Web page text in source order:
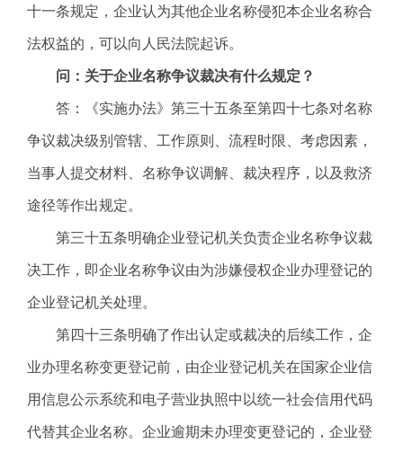
十一条规定，企业认为其他企业名称侵犯本企业名称合
法权益的，可以向人民法院起诉。
问：关于企业名称争议裁决有什么规定？
答：《实施办法》第三十五条至第四十七条对名称
争议裁决级别管辖、工作原则、流程时限、考虑因素，
当事人提交材料、名称争议调解、裁决程序，以及救济
途径等作出规定。
第三十五条明确企业登记机关负责企业名称争议裁
决工作，即企业名称争议由为涉嫌侵权企业办理登记的
企业登记机关处理。
第四十三条明确了作出认定或裁决的后续工作，企
业办理名称变更登记前，由企业登记机关在国家企业信
用信息公示系统和电子营业执照中以统一社会信用代码
代替其企业名称。企业逾期未办理变更登记的，企业登